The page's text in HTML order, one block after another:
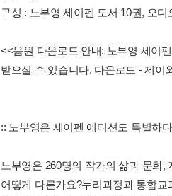
구성 : 노부영 세이펜 도서 10권, 오
<<음원 다운로드 안내: 노부영 세이
받으실 수 있습니다. 다운로드 - 제이
:: 노부영은 세이펜 에디션도 특별하
노부영은 260명의 작가의 삶과 문화
어떻게 다른가요?누리과정과 통합